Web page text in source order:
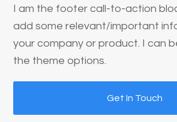
I am the footer call-to-action
add some relevant/important
your company or product. I can
the theme options.
Get In Touch